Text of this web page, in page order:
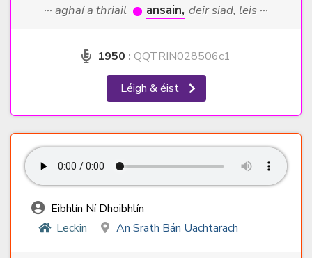
··· aghaí a thriail ansain, deir siad, leis ···
1950 : QQTRIN028506c1
Léigh & éist
Eibhlín Ní Dhoibhlín
Leckin
An Srath Bán Uachtarach